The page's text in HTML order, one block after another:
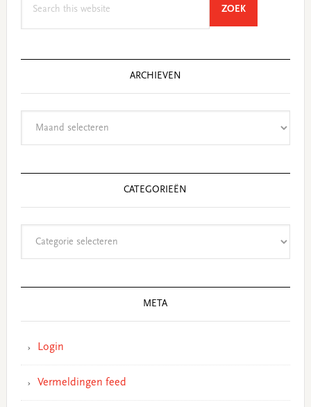
ZOEKSEARCH
ARCHIEVEN
CATEGORIEËN
META
Login
Vermeldingen feed